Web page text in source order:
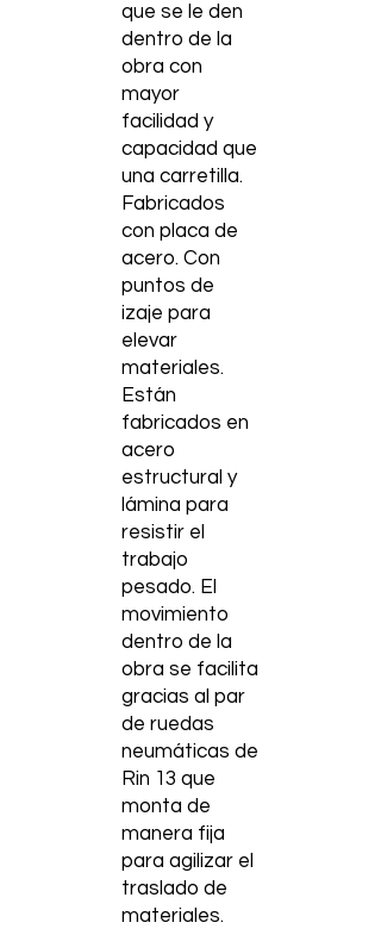
que se le den
dentro de la
obra con
mayor
facilidad y
capacidad que
una carretilla.
Fabricados
con placa de
acero. Con
puntos de
izaje para
elevar
materiales.
Están
fabricados en
acero
estructural y
lámina para
resistir el
trabajo
pesado. El
movimiento
dentro de la
obra se facilita
gracias al par
de ruedas
neumáticas de
Rin 13 que
monta de
manera fija
para agilizar el
traslado de
materiales.